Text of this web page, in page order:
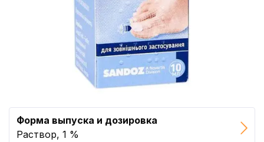
Форма выпуска и дозировка
Раствор, 1 %